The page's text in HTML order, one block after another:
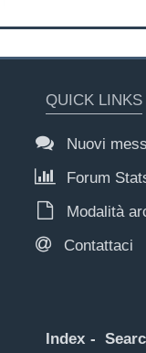
QUICK LINKS
Nuovi
Forum
Modalità
Contattaci
Index